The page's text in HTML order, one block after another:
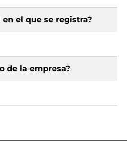
en el que se registra?
de la empresa?